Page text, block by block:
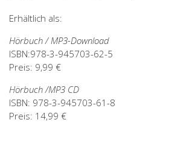
Erhältlich als:
Hörbuch / MP3-Download
ISBN:978-3-945703-62-5
Preis: 9,99 €
Hörbuch /MP3 CD
ISBN: 978-3-945703-61-8
Preis: 14,99 €